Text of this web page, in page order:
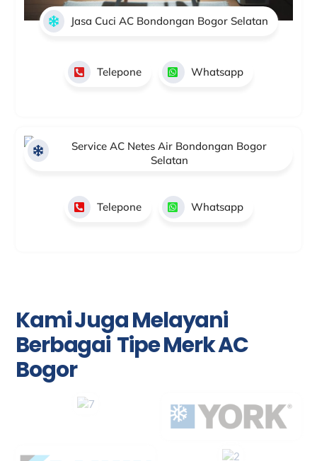
Jasa Cuci AC Bondongan Bogor Selatan
Telepone Whatsapp
Service AC Netes Air Bondongan Bogor
Selatan
Telepone Whatsapp
Kami Juga Melayani
Berbagai Tipe Merk AC
Bogor